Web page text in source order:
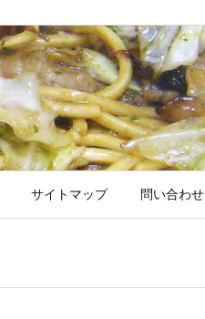
サイトマップ 問い合わせ